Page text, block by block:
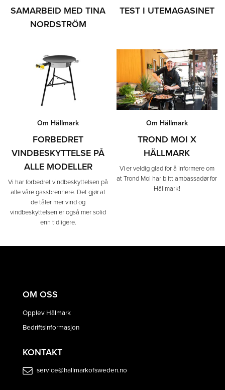
SAMARBEID MED TINA
NORDSTRÖM
TEST I UTEMAGASINET
Om Hällmark
FORBEDRET
VINDBESKYTTELSE PÅ
ALLE MODELLER
Vi har forbedret vindbeskyttelsen på
alle våre gassbrennere. Det gjør at
de tåler mer vind og
vindbeskyttelsen er også mer solid
enn tidligere.
Om Hällmark
TROND MOI X
HÄLLMARK
Vi er veldig glad for å informere om
at Trond Moi har blitt ambassadør for
Hällmark!
OM OSS
Opplev Hälmark
Bedriftsinformasjon
KONTAKT
service@hallmarkofsweden.no